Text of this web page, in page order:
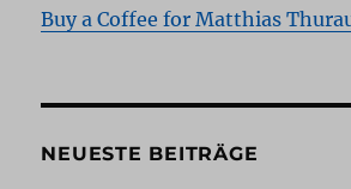
Buy a Coffee for Matthias
NEUESTE BEITRÄGE